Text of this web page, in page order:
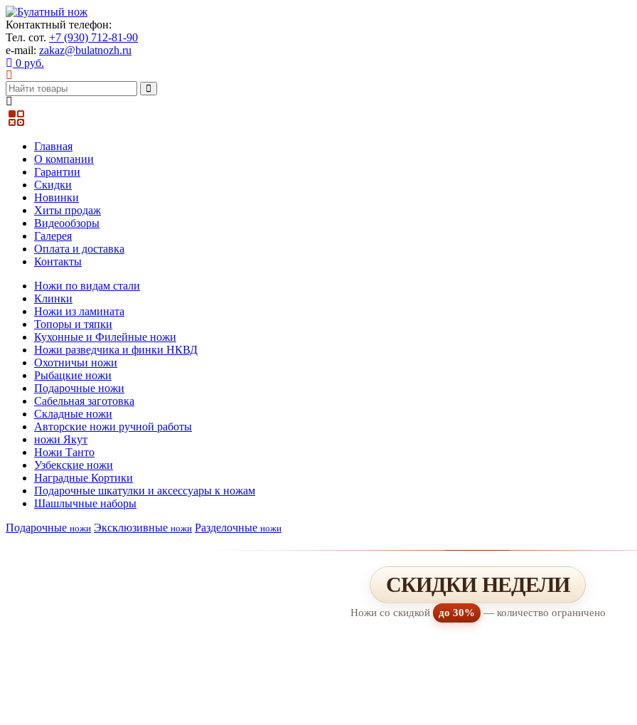
Контактный телефон:
Тел. сот. +7 (930) 712-81-90
e-mail: zakaz@bulatnozh.ru
0 руб.
Главная
О компании
Гарантии
Скидки
Новинки
Хиты продаж
Видеообзоры
Галерея
Оплата и доставка
Контакты
Ножи по видам стали
Клинки
Ножи из ламината
Топоры и тяпки
Кухонные и Филейные ножи
Ножи разведчика и финки НКВД
Охотничьи ножи
Рыбацкие ножи
Подарочные ножи
Сабельная заготовка
Складные ножи
Авторские ножи ручной работы
ножи Якут
Ножи Танто
Узбекские ножи
Наградные Кортики
Подарочные шкатулки и аксессуары к ножам
Шашлычные наборы
Подарочные ножи Эксклюзивные ножи Разделочные ножи
СКИДКИ НЕДЕЛИ
Ножи со скидкой до 30% — количество ограничено